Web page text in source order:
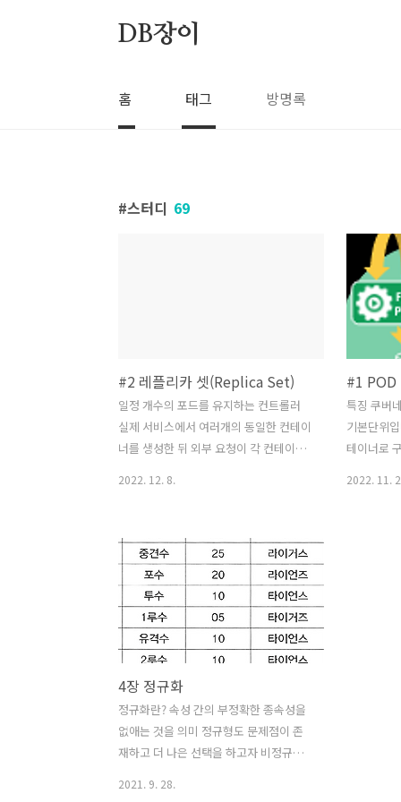
DB장이
홈 태그 방명록
스터디 69
#2 레플리카 셋(Replica Set)
일정 개수의 포드를 유지하는 컨트롤러
실제 서비스에서 여러개의 동일한 컨테이
너를 생성한 뒤 외부 요청이 각 컨테이너
리합니다. 노드 장애 등의 이유로 포드를
사용할 수 없다면 다른 노드에서 포드를
다시 생성합니다. 레플리카 셋을 통해 포
드를 안정적으로 여러개 실행할 수도 있
고, 워커 노드에 장애가 생기더라도 정해
진 개수의 포드를 유지할 수 있습니다. 1.
기본적으로 사용하기 사용하기
apiVersion: apps/v1 kind:
ReplicaSet metadata: name: nginx-
replicaset spec: template:
metadata: name: nginx-replicaset..
2022. 12. 8.
#1 POD
특징 쿠버
기본단위
테이너로
2022. 11.
4장 정규화
정규화란? 속성 간의 부정확한 종속성을
없애는 것을 의미 정규형도 문제점이 존
재하고 더 나은 선택을 하고자 비정규형
2021. 9. 28.